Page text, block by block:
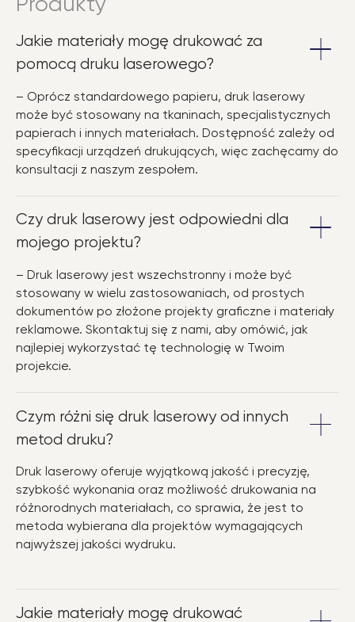
Produkty
Jakie materiały mogę drukować za
pomocą druku laserowego?
– Oprócz standardowego papieru, druk laserowy
może być stosowany na tkaninach, specjalistycznych
papierach i innych materiałach. Dostępność zależy od
specyfikacji urządzeń drukujących, więc zachęcamy do
konsultacji z naszym zespołem.
Czy druk laserowy jest odpowiedni dla
mojego projektu?
– Druk laserowy jest wszechstronny i może być
stosowany w wielu zastosowaniach, od prostych
dokumentów po złożone projekty graficzne i materiały
reklamowe. Skontaktuj się z nami, aby omówić, jak
najlepiej wykorzystać tę technologię w Twoim
projekcie.
Czym różni się druk laserowy od innych
metod druku?
Druk laserowy oferuje wyjątkową jakość i precyzję,
szybkość wykonania oraz możliwość drukowania na
różnorodnych materiałach, co sprawia, że jest to
metoda wybierana dla projektów wymagających
najwyższej jakości wydruku.
Jakie materiały mogę drukować